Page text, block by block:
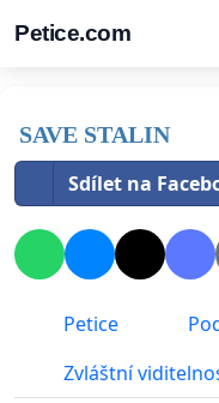
Petice.com
SAVE STALIN
Sdílet na
Petice
Zvláštní